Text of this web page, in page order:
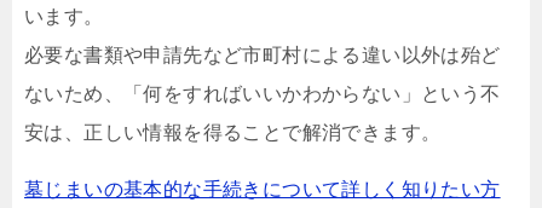
います。
必要な書類や申請先など市町村による違い以外は殆ど
ないため、「何をすればいいかわからない」という不
安は、正しい情報を得ることで解消できます。
墓じまいの基本的な手続きについて詳しく知りたい方